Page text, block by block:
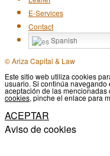
E-Services
Contact
Spanish
© Ariza Capital & Law
Este sitio web utiliza cookies
usuario. Si continúa
aceptación de las
cookies, pinche el enlace para
ACEPTAR
Aviso de cookies